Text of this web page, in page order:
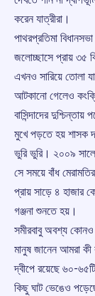
করেন যাত্রীরা।
পাথরপ্রতিমা
জলোচ্ছাসে প্রায় ৩৫
এখনও সারিয়ে তোলা
আটকানো গেলেও
বাসিন্দাদের
মুখে পড়তে হয় শাসক
ভুরি ভুরি। ২০০৯
সে সময়ে বাঁধ
প্রায় সাড়ে ৪ হাজার
গঞ্জনা শুনতে হয়।
সমীরবাবু অবশ্য কোনও
মানুষ জানেন আমরা কী
দ্বীপে রয়েছে ৬০-
কিছু ঘাট ভেঙেও